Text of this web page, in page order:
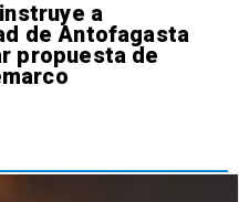
a
de Antofagasta
propuesta de